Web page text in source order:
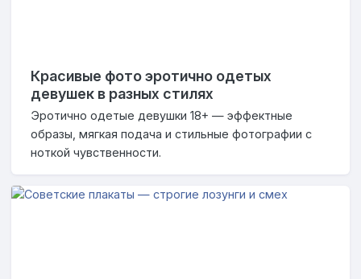
Красивые фото эротично одетых
девушек в разных стилях
Эротично одетые девушки 18+ — эффектные
образы, мягкая подача и стильные фотографии с
ноткой чувственности.